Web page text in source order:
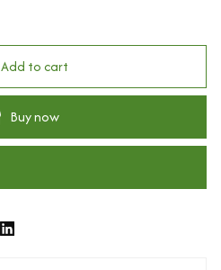
Add to cart
Buy now